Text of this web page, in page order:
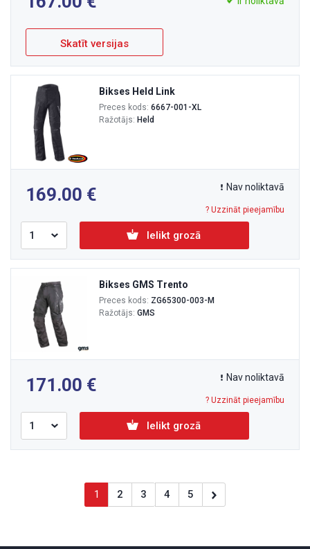
Skatīt versijas
Bikses Held Link
Preces kods: 6667-001-XL
Ražotājs: Held
169.00 Nav noliktavā
? Uzzināt pieejamību
Ielikt grozā
Bikses GMS Trento
Preces kods: ZG65300-003-M
Ražotājs: GMS
171.00 Nav noliktavā
? Uzzināt pieejamību
Ielikt grozā
1 2 3 4 5